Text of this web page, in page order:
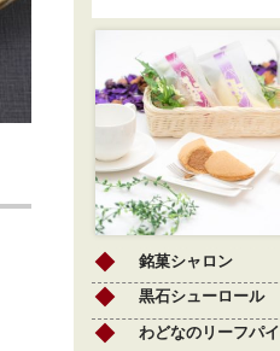
銘菓シャロン
黒石シューロール
わどなのリーフパイ